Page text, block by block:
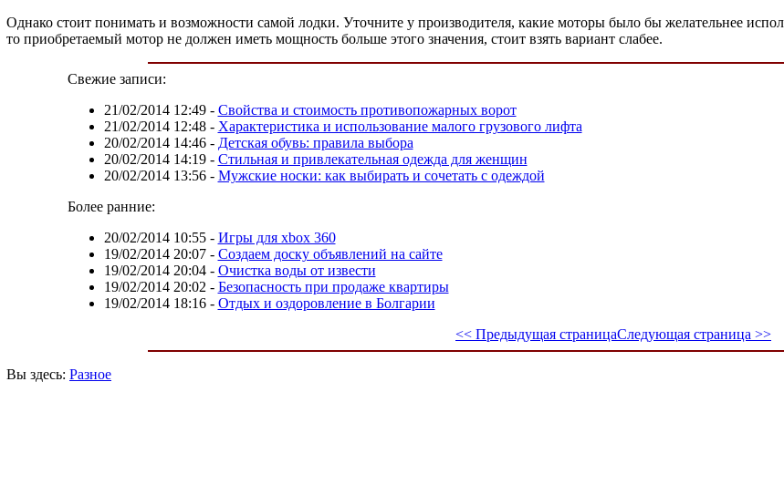
Однако стоит понимать и возможности самой лодки. Уточните у производителя, какие моторы было бы желательнее
то приобретаемый мотор не должен иметь мощность больше этого значения, стоит взять вариант слабее.
Свежие записи:
21/02/2014 12:49- Свойства и стоимость противопожарных ворот
21/02/2014 12:48- Характеристика и использование малого грузового лифта
20/02/2014 14:46- Детская обувь: правила выбора
20/02/2014 14:19- Стильная и привлекательная одежда для женщин
20/02/2014 13:56- Мужские носки: как выбирать и сочетать с одеждой
Более ранние:
20/02/2014 10:55- Игры для xbox 360
19/02/2014 20:07- Создаем доску объявлений на сайте
19/02/2014 20:04- Очистка воды от извести
19/02/2014 20:02 - Безопасность при продаже квартиры
19/02/2014 18:16- Отдых и оздоровление в Болгарии
<< Предыдущая страницаСледующая страница >>
Вы здесь: Разное